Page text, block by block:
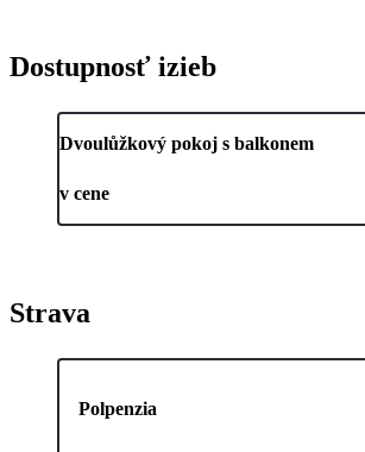
Dostupnosť izieb
Dvoulůžkový pokoj s balkonem
v cene
Strava
Polpenzia